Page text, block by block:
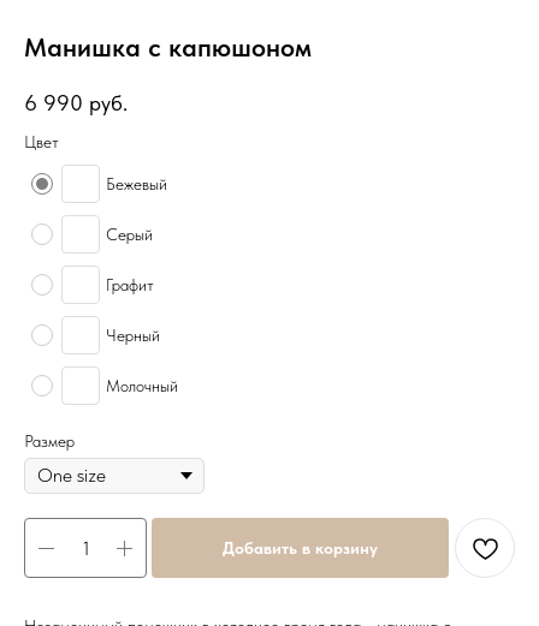
Манишка с капюшоном
6 990 руб.
Цвет
Бежевый
Серый
Графит
Черный
Молочный
Размер
Добавить в корзину